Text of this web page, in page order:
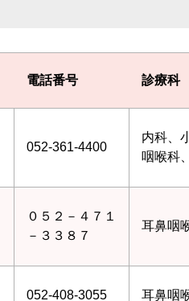
電話番号 診療科
052-361-4400
内科、
咽喉科
０５２－４７１
－３３８７
耳鼻咽
052-408-3055 耳鼻咽